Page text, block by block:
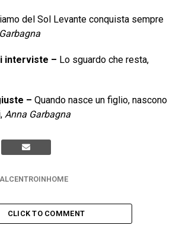
del Sol Levante conquista sempre
interviste – Lo sguardo che resta,
– Quando nasce un figlio, nascono
Anna Garbagna
CLICK TO COMMENT